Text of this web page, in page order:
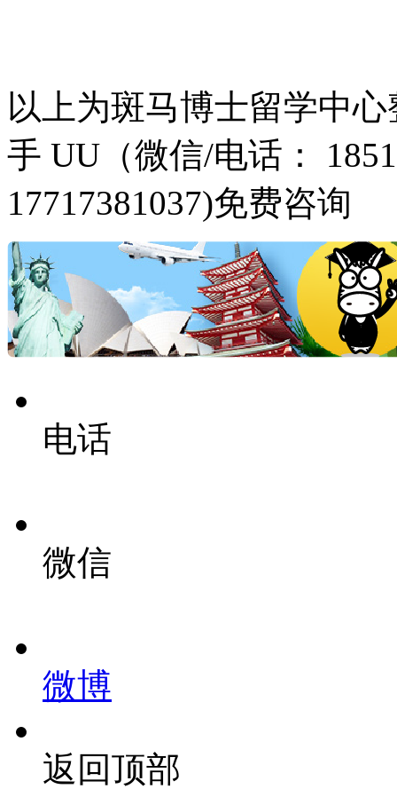
以上为斑马博士留学中
手 UU（微信/电话：
17717381037)免费咨询
电话
微信
微博
返回顶部